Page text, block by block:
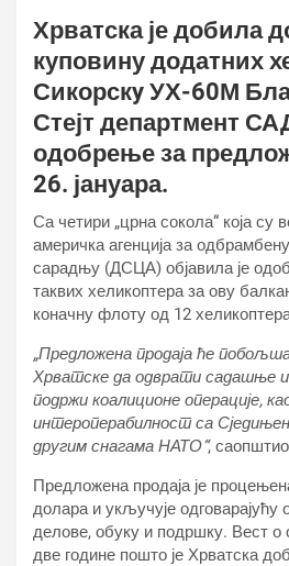
Хрватска је добила
куповину додатних
Сикорскy УХ-60М
Стејт департмент
одобрење за
26. јануара.
Са четири „црна сокола“ која су
америчка агенција за
сарадњу (ДСЦА) објавила је
таквих хеликоптера за ову
коначну флоту од 12
„Предложена продаја ће
Хрватске да одврати садашње
подржи коалиционе операције,
интероперабилност са
другим снагама НАТО“,
Предложена продаја је
долара и укључује одговарајућу
делове, обуку и подршку. Вест о
две године пошто је Хрватска